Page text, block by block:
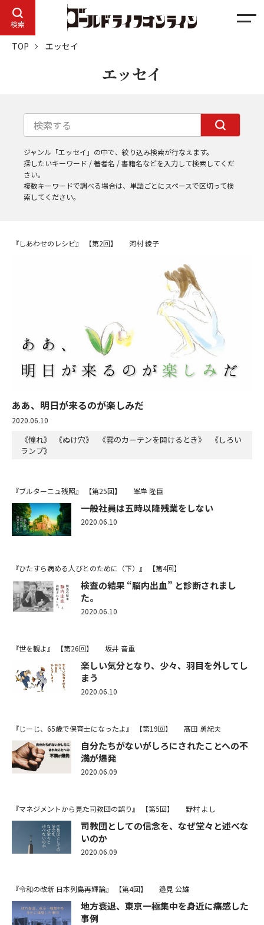
検索
メ
TOP エッセイ
エッセイ
ジャンル「エッセイ」の中で、絞り込み検索が行なえます。
探したいキーワード / 著者名 / 書籍名などを入力して検索してくだ
さい。
複数キーワードで調べる場合は、単語ごとにスペースで区切って検
索してください。
『しあわせのレシピ』 【第2回】 河村 綾子
ああ、明日が来るのが楽しみだ
2020.06.10
《憧れ》 《ぬけ穴》 《雲のカーテンを開けるとき》 《しろい
ランプ》
『ブルターニュ残照』 【第25回】 峯岸 隆臣
一般社員は五時以降残業をしない
2020.06.10
『ひたすら病める人びとのために（下）』 【第4回】
検査の結果 “脳内出血” と診断されまし
た。
2020.06.10
『世を観よ』 【第26回】 坂井 音重
楽しい気分となり、少々、羽目を外してし
まう
2020.06.10
『じーじ、65歳で保育士になったよ』 【第19回】 髙田 勇紀夫
自分たちがないがしろにされたことへの不
満が爆発
2020.06.09
『マネジメントから見た司教団の誤り』 【第5回】 野村 よし
司教団としての信念を、なぜ堂々と述べな
いのか
2020.06.09
『令和の改新 日本列島再輝論』 【第4回】 邉見 公雄
地方衰退、東京一極集中を身近に痛感した
事例